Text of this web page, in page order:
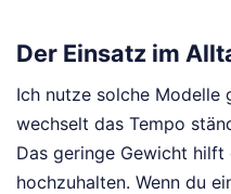
Der Einsatz im
Ich nutze solche Modelle
wechselt das Tempo
Das geringe Gewicht
hochzuhalten. Wenn du